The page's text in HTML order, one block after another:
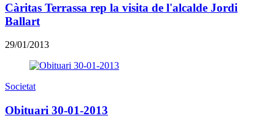
Càritas Terrassa rep la visita de l'alcalde Jordi
Ballart
29/01/2013
Societat
Obituari 30-01-2013